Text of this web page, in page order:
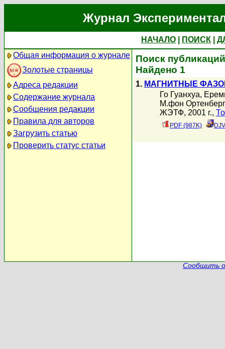
Журнал
НАЧАЛО ПОИСК
Общая информация о журнале
Золотые страницы
Адреса редакции
Содержание журнала
Сообщения редакции
Правила для авторов
Загрузить статью
Проверить статус статьи
Поиск
Найдено 1
1. МАГНИТНЫЕ
Го Гуанхуа,
М.фон Ортенберг
ЖЭТФ, 2001 г.,
PDF (987K)
Сообщить о